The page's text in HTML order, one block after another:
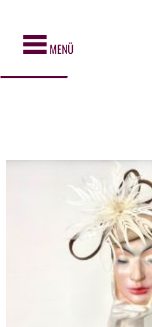
Benutzerführung und Webanalyse
Webseite zu verbessern. Durch die
Webseite erklären Sie sich mit
MENÜ